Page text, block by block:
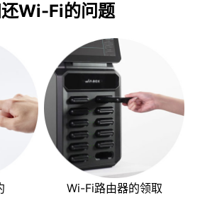
Wi-Fi的问题
Wi-Fi路由器的领取